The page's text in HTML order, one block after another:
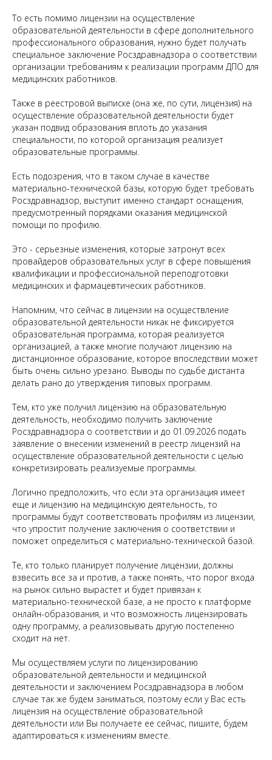
То есть помимо лицензии на осуществление
образовательной деятельности в сфере дополнительного
профессионального образования, нужно будет получать
специальное заключение Росздравнадзора о соответствии
организации требованиям к реализации программ ДПО для
медицинских работников.
Также в реестровой выписке (она же, по сути, лицензия) на
осуществление образовательной деятельности будет
указан подвид образования вплоть до указания
специальности, по которой организация реализует
образовательные программы.
Есть подозрения, что в таком случае в качестве
материально-технической базы, которую будет требовать
Росздравнадзор, выступит именно стандарт оснащения,
предусмотренный порядками оказания медицинской
помощи по профилю.
Это - серьезные изменения, которые затронут всех
провайдеров образовательных услуг в сфере повышения
квалификации и профессиональной переподготовки
медицинских и фармацевтических работников.
Напомним, что сейчас в лицензии на осуществление
образовательной деятельности никак не фиксируется
образовательная программа, которая реализуется
организацией, а также многие получают лицензию на
дистанционное образование, которое впоследствии может
быть очень сильно урезано. Выводы по судьбе дистанта
делать рано до утверждения типовых программ.
Тем, кто уже получил лицензию на образовательную
деятельность, необходимо получить заключение
Росздравнадзора о соответствии и до 01.09.2026 подать
заявление о внесении изменений в реестр лицензий на
осуществление образовательной деятельности с целью
конкретизировать реализуемые программы.
Логично предположить, что если эта организация имеет
еще и лицензию на медицинскую деятельность, то
программы будут соответствовать профилям из лицензии,
что упростит получение заключения о соответствии и
поможет определиться с материально-технической базой.
Те, кто только планирует получение лицензии, должны
взвесить все за и против, а также понять, что порог входа
на рынок сильно вырастет и будет привязан к
материально-технической базе, а не просто к платформе
онлайн-образования, и что возможность лицензировать
одну программу, а реализовывать другую постепенно
сходит на нет.
Мы осуществляем услуги по лицензированию
образовательной деятельности и медицинской
деятельности и заключением Росздравнадзора в любом
случае так же будем заниматься, поэтому если у Вас есть
лицензия на осуществление образовательной
деятельности или Вы получаете ее сейчас, пишите, будем
адаптироваться к изменениям вместе.
Чимбирева Алина
оставьте заявку — мы перезвоним вам в
ближайшее время
Запишитесь
на консультацию
консультация
+7 (495) 188-17-82